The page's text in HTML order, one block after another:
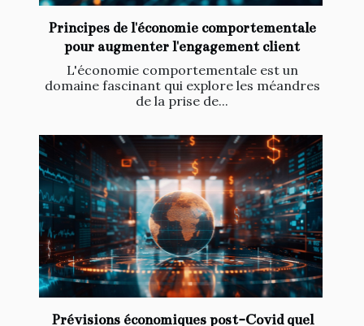
Principes de l'économie comportementale
pour augmenter l'engagement client
L'économie comportementale est un
domaine fascinant qui explore les méandres
de la prise de...
Prévisions économiques post-Covid quel